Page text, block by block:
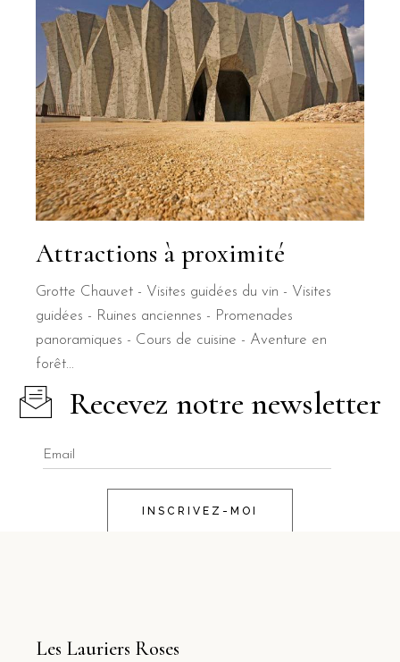
Attractions à proximité
Grotte Chauvet - Visites guidées du vin - Visites
guidées - Ruines anciennes - Promenades
panoramiques - Cours de cuisine - Aventure en
forêt...
Recevez notre newsletter
INSCRIVEZ-MOI
Les Lauriers Roses